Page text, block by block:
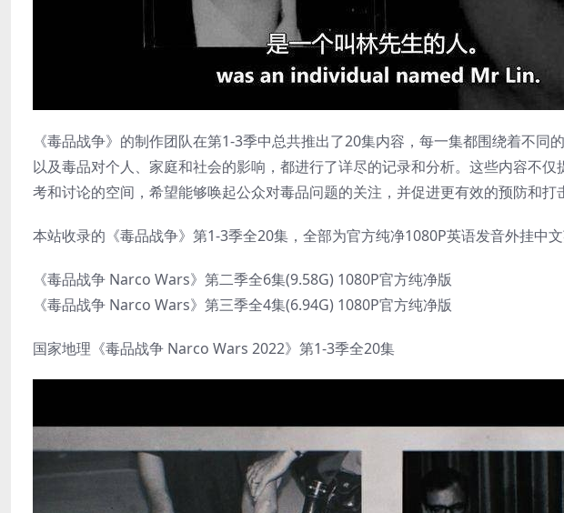
《毒品战争》的制作团队在第1-3季中总共推出了20集内容，每一集都围绕着不同
以及毒品对个人、家庭和社会的影响，都进行了详尽的记录和分析。这些内容不
考和讨论的空间，希望能够唤起公众对毒品问题的关注，并促进更有效的预防和打
本站收录的《毒品战争》第1-3季全20集，全部为官方纯净1080P英语发音外挂中
《毒品战争 Narco Wars》第二季全6集(9.58G) 1080P官方纯净版
《毒品战争 Narco Wars》第三季全4集(6.94G) 1080P官方纯净版
国家地理《毒品战争 Narco Wars 2022》第1-3季全20集